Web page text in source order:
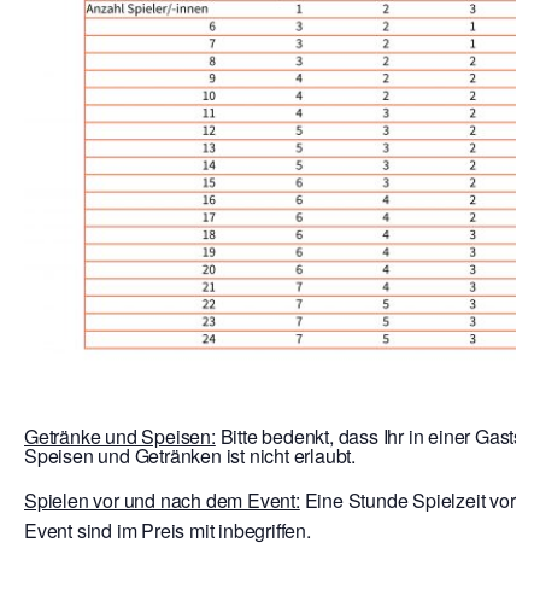
Getränke und Speisen: Bitte bedenkt, dass Ihr in einer
Speisen und Getränken ist nicht erlaubt.
Spielen vor und nach dem Event: Eine Stunde Spielzeit vor
Event sind im Preis mit inbegriffen.